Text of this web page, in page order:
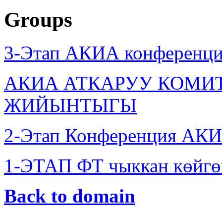
Groups
3-Этап АКИА
АКИА АТКАРУУ
ЖИЙЫНТЫГЫ
2-Этап Конференция
1-ЭТАП ФТ чыккан
Back to domain